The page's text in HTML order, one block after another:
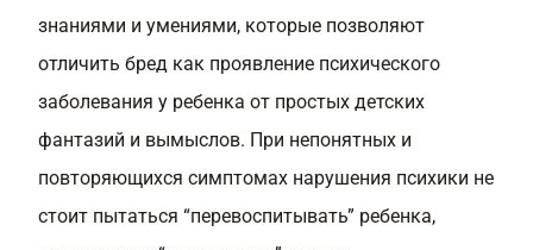
знаниями и умениями, которые позволяют
отличить бред как проявление психического
заболевания у ребенка от простых детских
фантазий и вымыслов. При непонятных и
повторяющихся симптомах нарушения психики не
стоит пытаться “перевоспитывать” ребенка,